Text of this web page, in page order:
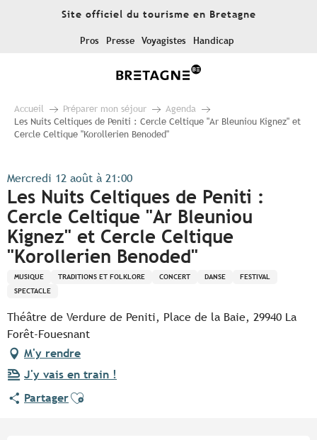
Site officiel du tourisme en Bretagne
Pros Presse Voyagistes Handicap
Accueil Préparer mon séjour
Agenda
Les Nuits Celtiques de Peniti : Cercle Celtique "Ar Bleuniou Kignez" et
Cercle Celtique "Korollerien Benoded"
Mercredi 12 août à 21:00
Les Nuits Celtiques de Peniti :
Cercle Celtique "Ar Bleuniou
Kignez" et Cercle Celtique
"Korollerien Benoded"
MUSIQUE TRADITIONS ET FOLKLORE CONCERT DANSE
FESTIVAL
SPECTACLE
Théâtre de Verdure de Peniti, Place de la Baie, 29940 La
Forêt-Fouesnant
M'y rendre
J'y vais en train !
PartagerAjouter aux favoris